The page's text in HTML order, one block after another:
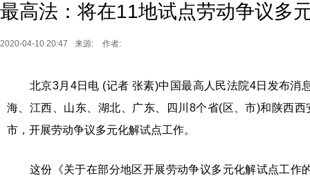
最高法：将在11地试点劳动争议多
2020-04-10 20:47 来源: 作者:
北京3月4日电 (记者 张素)中国最高人民法院4日发布消
海、江西、山东、湖北、广东、四川8个省(区、市)和陕西
市，开展劳动争议多元化解试点工作。
这份《关于在部分地区开展劳动争议多元化解试点工作